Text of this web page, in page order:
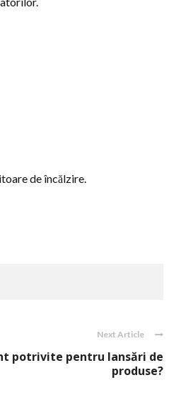
de încălzire.
Next Article
potrivite pentru lansări de
produse?